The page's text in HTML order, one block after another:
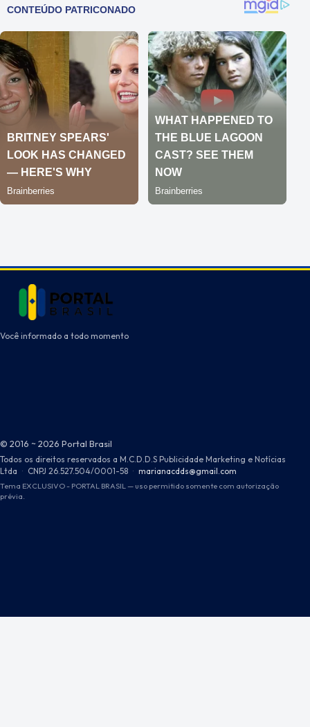
Você informado a todo momento
© 2016 ~ 2026 Portal Brasil
Todos os direitos reservados a M.C.D.D.S Publicidade Marketing e Notícias
Ltda · CNPJ 26.527.504/0001-58 · marianacdds@gmail.com
Tema EXCLUSIVO - PORTAL BRASIL — uso permitido somente com autorização
prévia.